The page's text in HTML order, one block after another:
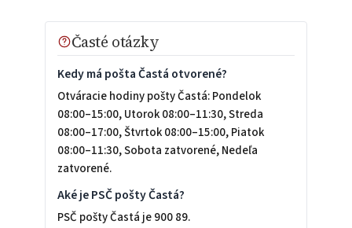
Časté otázky
Kedy má pošta Častá otvorené?
Otváracie hodiny pošty Častá: Pondelok
08:00–15:00, Utorok 08:00–11:30, Streda
08:00–17:00, Štvrtok 08:00–15:00, Piatok
08:00–11:30, Sobota zatvorené, Nedeľa
zatvorené.
Aké je PSČ pošty Častá?
PSČ pošty Častá je 900 89.